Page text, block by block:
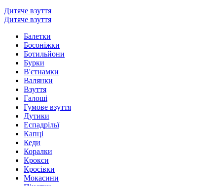
Дитяче взуття
Дитяче взуття
Балетки
Босоніжки
Ботильйони
Бурки
В'єтнамки
Валянки
Взуття
Галоші
Гумове взуття
Дутики
Еспадрільї
Капці
Кеди
Коралки
Крокси
Кросівки
Мокасини